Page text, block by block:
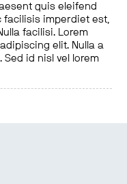
quis eleifend
facilisis imperdiet est,
facilisi. Lorem
elit. Nulla a
id nisl vel lorem